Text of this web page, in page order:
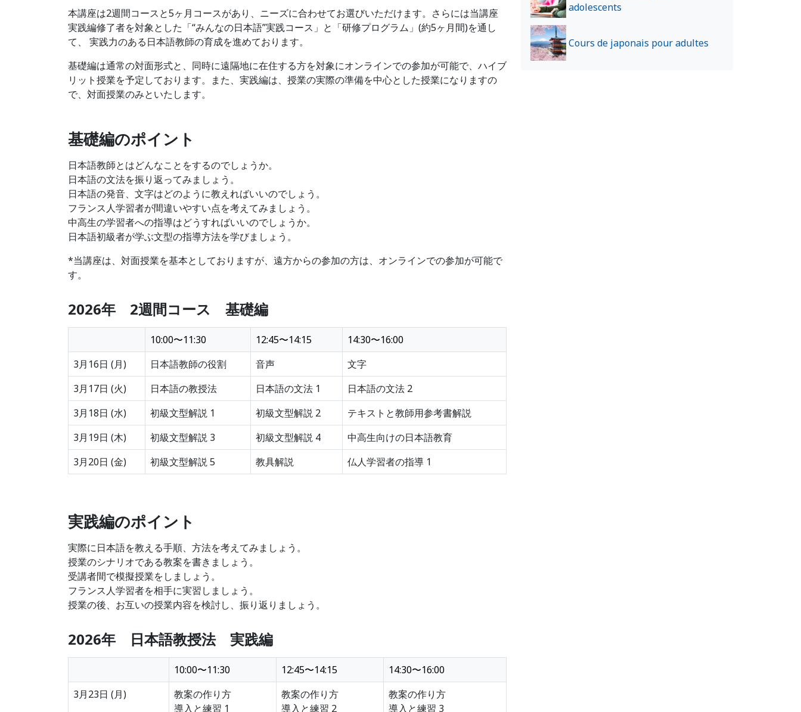
本講座は2週間コースと5ヶ月コースがあり、ニーズに合わせてお選びいただけます。さらには当講座
実践編修了者を対象とした「“みんなの日本語”実践コース」と「研修プログラム」(約5ヶ月間)を通し
て、 実践力のある日本語教師の育成を進めております。
基礎編は通常の対面形式と、同時に遠隔地に在住する方を対象にオンラインでの参加が可能で、ハイブ
リット授業を予定しております。また、実践編は、授業の実際の準備を中心とした授業になりますの
で、対面授業のみといたします。
基礎編のポイント
日本語教師とはどんなことをするのでしょうか。
日本語の文法を振り返ってみましょう。
日本語の発音、文字はどのように教えればいいのでしょう。
フランス人学習者が間違いやすい点を考えてみましょう。
中高生の学習者への指導はどうすればいいのでしょうか。
日本語初級者が学ぶ文型の指導方法を学びましょう。
*当講座は、対面授業を基本としておりますが、遠方からの参加の方は、オンラインでの参加が可能で
す。
2026年 2週間コース 基礎編
10:00〜11:30 12:45〜14:15
14:30〜16:00
3月16日 (月)
日本語教師の役割 音声
文字
3月17日 (火)
日本語の教授法 日本語の文法 1
日本語の文法 2
3月18日 (水)
初級文型解説 1 初級文型解説 2
テキストと教師用参考書解説
3月19日 (木)
初級文型解説 3 初級文型解説 4
中高生向けの日本語教育
3月20日 (金)
初級文型解説 5 教具解説 仏人学習者の指導 1
実践編のポイント
実際に日本語を教える手順、方法を考えてみましょう。
授業のシナリオである教案を書きましょう。
受講者間で模擬授業をしましょう。
フランス人学習者を相手に実習しましょう。
授業の後、お互いの授業内容を検討し、振り返りましょう。
2026年 日本語教授法 実践編
10:00〜11:30 12:45〜14:15
14:30〜16:00
3月23日 (月)
教案の作り方
導入と練習 1
教案の作り方
導入と練習 2
教案の作り方
導入と練習 3
adolescents
Cours de japonais pour adultes